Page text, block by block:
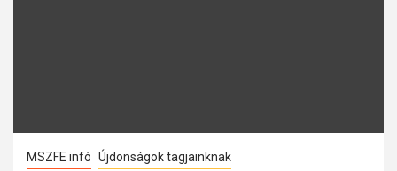
MSZFE infó Újdonságok tagjainknak